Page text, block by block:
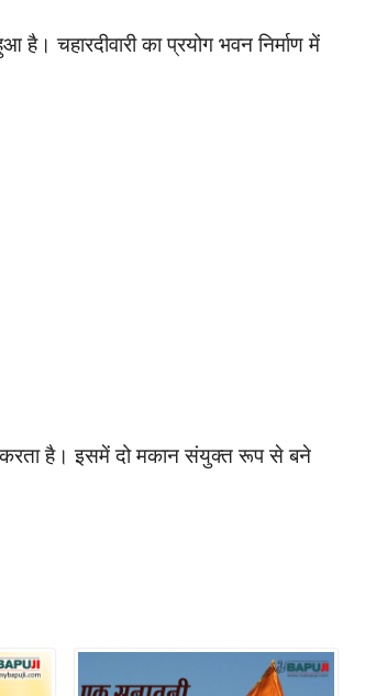
है। चहारदीवारी का प्रयोग भवन निर्माण में
करता है। इसमें दो मकान संयुक्त रूप से बने